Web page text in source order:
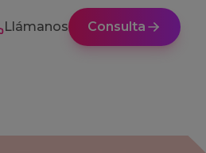
Llámanos Consulta